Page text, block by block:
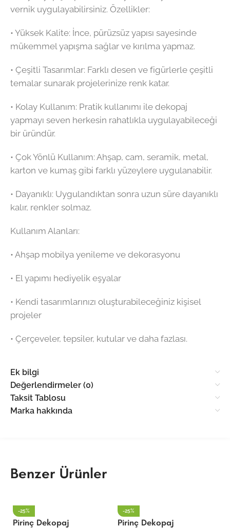
vernik uygulayabilirsiniz. Özellikler:
•⁠ ⁠Yüksek Kalite: İnce, pürüzsüz yapısı sayesinde
mükemmel yapışma sağlar ve kırılma yapmaz.
•⁠ ⁠Çeşitli Tasarımlar: Farklı desen ve figürlerle çeşitli
temalar sunarak projelerinize renk katar.
•⁠ ⁠Kolay Kullanım: Pratik kullanımı ile dekopaj
yapmayı seven herkesin rahatlıkla uygulayabileceği
bir üründür.
•⁠ ⁠Çok Yönlü Kullanım: Ahşap, cam, seramik, metal,
karton ve kumaş gibi farklı yüzeylere uygulanabilir.
•⁠ ⁠Dayanıklı: Uygulandıktan sonra uzun süre dayanıklı
kalır, renkler solmaz.
Kullanım Alanları:
•⁠ ⁠Ahşap mobilya yenileme ve dekorasyonu
•⁠ ⁠El yapımı hediyelik eşyalar
•⁠ ⁠Kendi tasarımlarınızı oluşturabileceğiniz kişisel
projeler
•⁠ ⁠Çerçeveler, tepsiler, kutular ve daha fazlası.
Ek bilgi
Değerlendirmeler (0)
Taksit Tablosu
Marka hakkında
Benzer Ürünler
-25%
Pirinç Dekopaj
-25%
Pirinç Dekopaj